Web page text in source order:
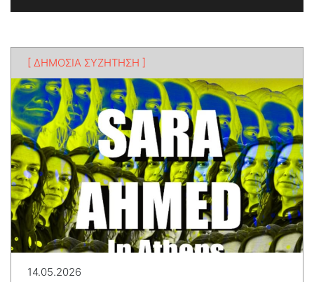
[ ΔΗΜΟΣΙΑ ΣΥΖΗΤΗΣΗ ]
14.05.2026